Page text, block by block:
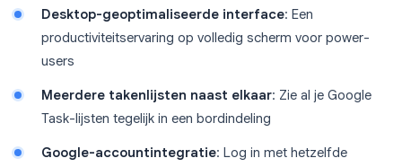
Desktop-geoptimaliseerde interface: Een
productiviteitservaring op volledig scherm voor power-
users
Meerdere takenlijsten naast elkaar: Zie al je Google
Task-lijsten tegelijk in een bordindeling
Google-accountintegratie: Log in met hetzelfde